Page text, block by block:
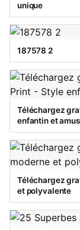
unique
187578 2
Téléchargez
enfantin et
Téléchargez
et polyvalente